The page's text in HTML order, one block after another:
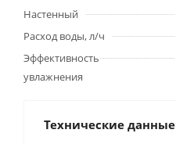
Настенный
Расход воды, л/ч
Эффективность
увлажнения
Технические данные